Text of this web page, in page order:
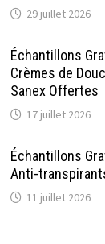
29 juillet 2026
Échantillons
Crèmes de
Sanex Offertes
17 juillet 2026
Échantillons
Anti-
11 juillet 2026